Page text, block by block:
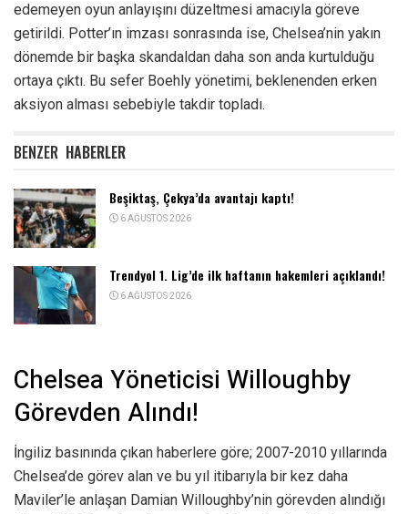
edemeyen oyun anlayışını düzeltmesi amacıyla göreve
getirildi. Potter’ın imzası sonrasında ise, Chelsea’nin yakın
dönemde bir başka skandaldan daha son anda kurtulduğu
ortaya çıktı. Bu sefer Boehly yönetimi, beklenenden erken
aksiyon alması sebebiyle takdir topladı.
BENZER HABERLER
Beşiktaş, Çekya’da avantajı kaptı!
6 AĞUSTOS 2026
Trendyol 1. Lig’de ilk haftanın hakemleri açıklandı!
6 AĞUSTOS 2026
Chelsea Yöneticisi Willoughby
Görevden Alındı!
İngiliz basınında çıkan haberlere göre; 2007-2010 yıllarında
Chelsea’de görev alan ve bu yıl itibarıyla bir kez daha
Maviler’le anlaşan Damian Willoughby’nin görevden alındığı